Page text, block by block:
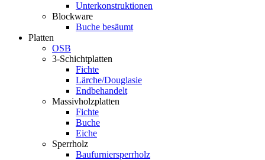
Unterkonstruktionen
Blockware
Buche besäumt
Platten
OSB
3-Schichtplatten
Fichte
Lärche/Douglasie
Endbehandelt
Massivholzplatten
Fichte
Buche
Eiche
Sperrholz
Baufurniersperrholz